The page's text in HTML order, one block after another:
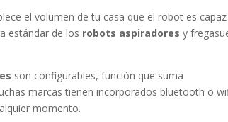
el volumen de tu casa que el robot es capaz
estándar de los robots aspiradores y
son configurables, función que suma
marcas tienen incorporados bluetooth o
momento.